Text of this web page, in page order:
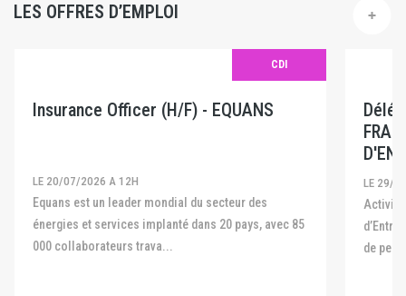
LES OFFRES D’EMPLOI
CDI
Insurance Officer (H/F) - EQUANS
LE 20/07/2026 A 12H
Equans est un leader mondial du secteur des
énergies et services implanté dans 20 pays, avec 85
000 collaborateurs trava...
LE 29/
Activité La Fédération Française des Captives
de